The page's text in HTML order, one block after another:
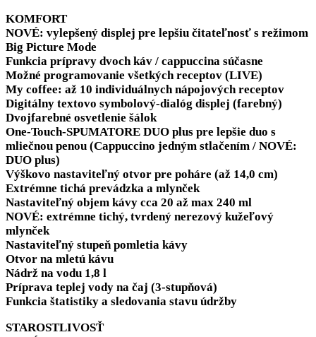
KOMFORT
NOVÉ: vylepšený displej pre lepšiu čitateľnosť s režimom
Big Picture Mode
Funkcia prípravy dvoch káv / cappuccina súčasne
Možné programovanie všetkých receptov (LIVE)
My coffee: až 10 individuálnych nápojových receptov
Digitálny textovo symbolový-dialóg displej (farebný)
Dvojfarebné osvetlenie šálok
One-Touch-SPUMATORE DUO plus pre lepšie duo s
mliečnou penou (Cappuccino jedným stlačením / NOVÉ:
DUO plus)
Výškovo nastaviteľný otvor pre poháre (až 14,0 cm)
Extrémne tichá prevádzka a mlynček
Nastaviteľný objem kávy cca 20 až max 240 ml
NOVÉ: extrémne tichý, tvrdený nerezový kužeľový
mlynček
Nastaviteľný stupeň pomletia kávy
Otvor na mletú kávu
Nádrž na vodu 1,8 l
Príprava teplej vody na čaj (3-stupňová)
Funkcia štatistiky a sledovania stavu údržby
STAROSTLIVOSŤ